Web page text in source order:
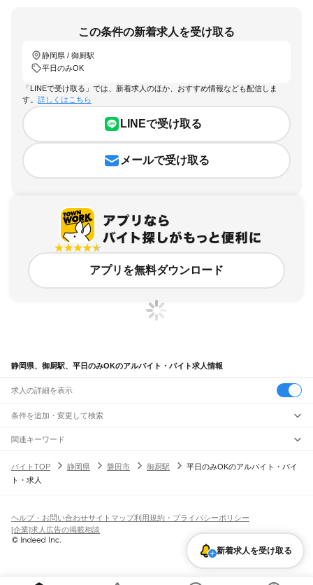
この条件の新着求人を受け取る
静岡県 / 御厨駅
平日のみOK
「LINEで受け取る」では、新着求人のほか、おすすめ情報なども配信しま
す。 詳しくはこちら
LINEで受け取る
メールで受け取る
アプリを無料ダウンロード
静岡県、御厨駅、平日のみOKのアルバイト・バイト求人情報
求人の詳細を表示
条件を追加・変更して検索
市区町村を追加・変更
静岡県すべて
静岡市
中央区浜名区天竜区
沼津市熱海市 富士市
御前崎市菊川市伊豆の国市
榛原郡
駅を追加・変更
JR身延線
富士駅柚木駅竪堀駅入山瀬駅 富士宮駅
芝川駅 稲子駅
職種を追加・変更
飲食・フードサービスすべて
ホールスタッフキッチンスタッフ
パン屋（ベーカリー）
バー（BAR）・バーテンダー
飲食店（店長・マネージャー）
人気
日払いOK高校生歓迎 髪型・髪色自由
留学生・外国人活躍中
雇用形態を追加・変更
関連キーワード
バイトTOP
静岡県 磐田市 御厨駅
平日のみOKのアルバイト・バイ
ト・求人
新着求人を受け取る
ヘルプ・お問い合わせサイトマップ利用規約・プライバシーポリシー
[企業]求人広告の掲載相談